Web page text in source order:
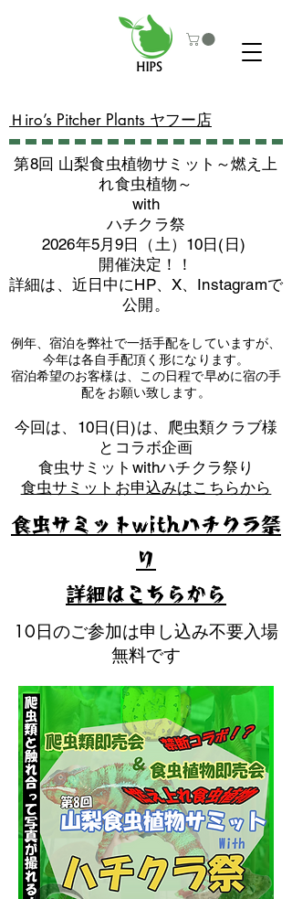
​Ｈiro’s Pitcher Plants ヤフー店
第8回 山梨食虫植物サミット～燃え上
れ食虫植物～
with
​ハチクラ祭
2026年5月9日（土）10日(日)
​開催決定！！
詳細は、近日中にHP、X、Instagramで
公開。
例年、宿泊を弊社で一括手配をしていますが、
今年は各自手配頂く形になります。
​宿泊希望のお客様は、この日程で早めに宿の手
配をお願い致します。
​今回は、10日(日)は、爬虫類クラブ様
とコラボ企画
​食虫サミットwithハチクラ祭り
食虫サミットお申込みはこちらから
10日のご参加は申し込み不要入場
無料です
食虫サミットwithハチクラ祭
り
​詳細はこちらから